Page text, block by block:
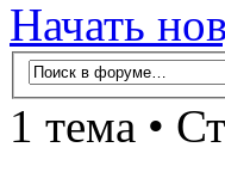
Начать
1 тема •